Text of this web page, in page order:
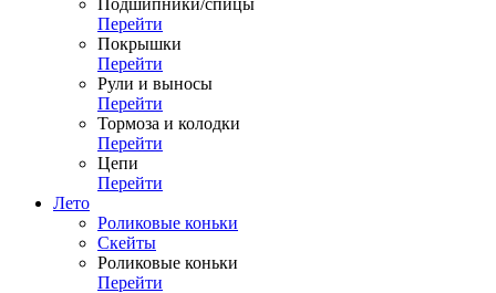
Подшипники/спицы
Перейти
Покрышки
Перейти
Рули и выносы
Перейти
Тормоза и колодки
Перейти
Цепи
Перейти
Лето
Роликовые коньки
Скейты
Роликовые коньки
Перейти